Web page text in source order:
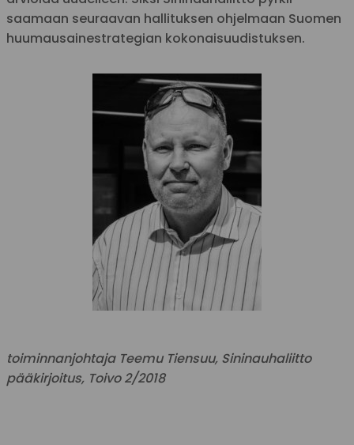
saamaan seuraavan hallituksen ohjelmaan Suomen
huumausainestrategian kokonaisuudistuksen.
toiminnanjohtaja Teemu Tiensuu, Sininauhaliitto
pääkirjoitus, Toivo 2/2018